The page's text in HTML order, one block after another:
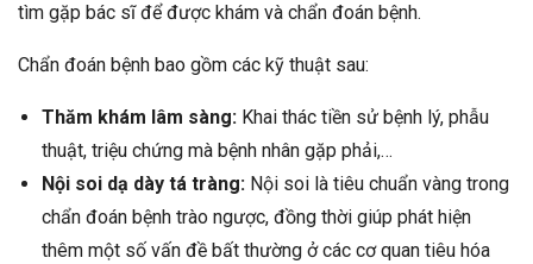
tìm gặp bác sĩ để được khám và chẩn đoán bệnh.
Chẩn đoán bệnh bao gồm các kỹ thuật sau:
Thăm khám lâm sàng: Khai thác tiền sử bệnh lý, phẫu
thuật, triệu chứng mà bệnh nhân gặp phải,…
Nội soi dạ dày tá tràng: Nội soi là tiêu chuẩn vàng trong
chẩn đoán bệnh trào ngược, đồng thời giúp phát hiện
thêm một số vấn đề bất thường ở các cơ quan tiêu hóa